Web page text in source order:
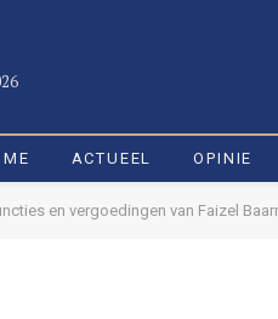
ACTUEEL OPINIE
en vergoedingen van Faizel